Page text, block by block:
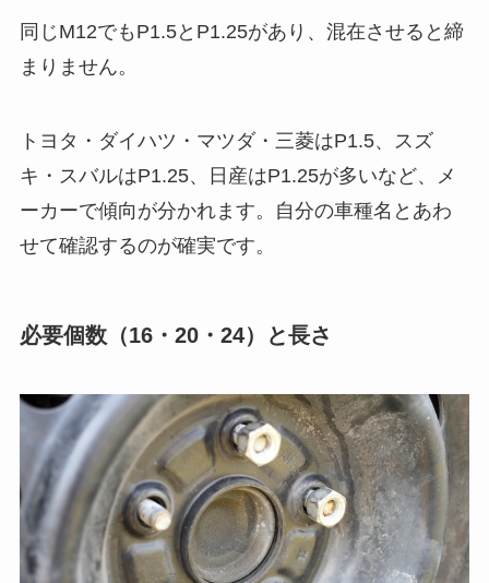
同じM12でもP1.5とP1.25があり、混在させると締
まりません。
トヨタ・ダイハツ・マツダ・三菱はP1.5、スズ
キ・スバルはP1.25、日産はP1.25が多いなど、メ
ーカーで傾向が分かれます。自分の車種名とあわ
せて確認するのが確実です。
必要個数（16・20・24）と長さ